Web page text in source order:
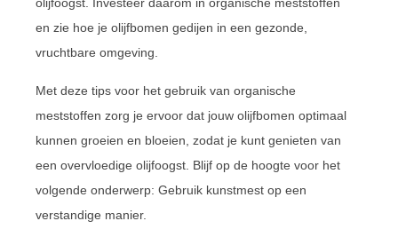
en zie hoe je olijfbomen gedijen in een gezonde,
vruchtbare omgeving.
Met deze tips voor het gebruik van organische
meststoffen zorg je ervoor dat jouw olijfbomen optimaal
kunnen groeien en bloeien, zodat je kunt genieten van
een overvloedige olijfoogst. Blijf op de hoogte voor het
volgende onderwerp: Gebruik kunstmest op een
verstandige manier.